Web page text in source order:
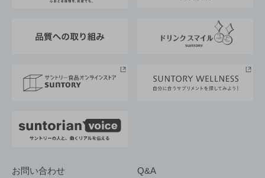
採用情報
お問い合わせ Q&A